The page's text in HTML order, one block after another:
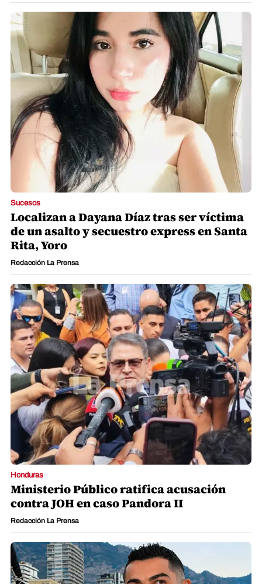
Sucesos
Localizan a Dayana Díaz tras ser víctima
de un asalto y secuestro express en Santa
Rita, Yoro
Redacción La Prensa
Honduras
Ministerio Público ratifica acusación
contra JOH en caso Pandora II
Redacción La Prensa